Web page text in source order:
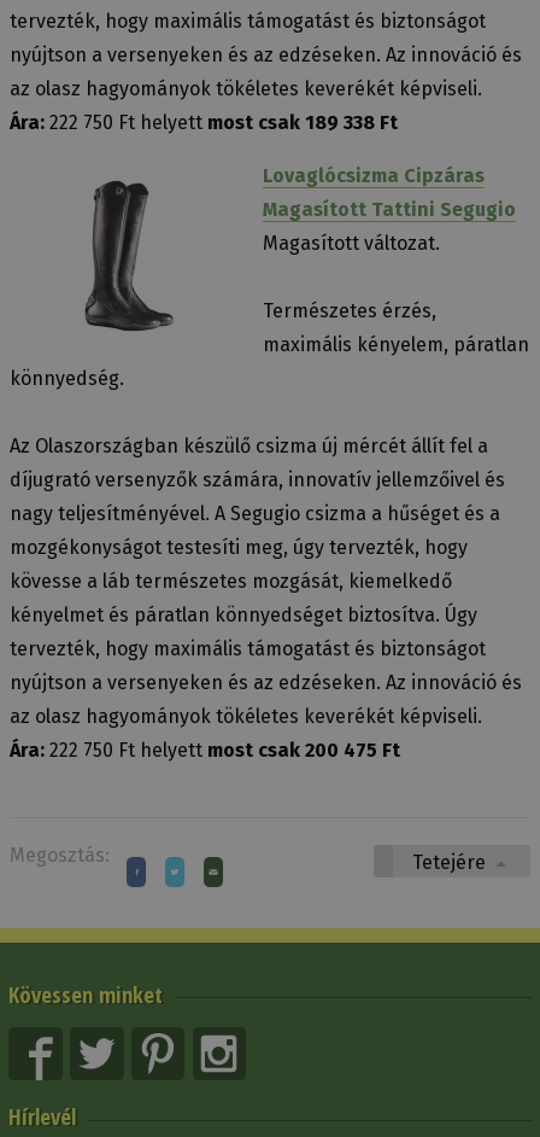
tervezték, hogy maximális támogatást és biztonságot
nyújtson a versenyeken és az edzéseken. Az innováció és
az olasz hagyományok tökéletes keverékét képviseli.
Ára: 222 750 Ft helyett most csak 189 338 Ft
Lovaglócsizma Cipzáras
Magasított Tattini Segugio
Magasított változat.
Természetes érzés,
maximális kényelem, páratlan
könnyedség.
Az Olaszországban készülő csizma új mércét állít fel a
díjugrató versenyzők számára, innovatív jellemzőivel és
nagy teljesítményével. A Segugio csizma a hűséget és a
mozgékonyságot testesíti meg, úgy tervezték, hogy
kövesse a láb természetes mozgását, kiemelkedő
kényelmet és páratlan könnyedséget biztosítva. Úgy
tervezték, hogy maximális támogatást és biztonságot
nyújtson a versenyeken és az edzéseken. Az innováció és
az olasz hagyományok tökéletes keverékét képviseli.
Ára: 222 750 Ft helyett most csak 200 475 Ft
Megosztás: Tetejére
Kövessen minket
Hírlevél